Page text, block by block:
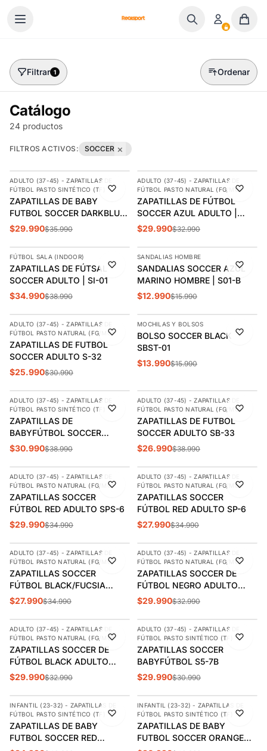
Filtrar 1 Ordenar
Catálogo
24 productos
FILTROS ACTIVOS: SOCCER ×
-17%
AGREGAR
ADULTO (37-45) - ZAPATILLAS DE
FÚTBOL PASTO SINTÉTICO (TF)
ZAPATILLAS DE BABY
FUTBOL SOCCER DARKBLUE
ADULTO S5-14B
$29.990$35.990
-9%
ADULTO (37-45) - ZAPATILLAS DE
FÚTBOL PASTO NATURAL (FG/MG)
ZAPATILLAS DE FÚTBOL
SOCCER AZUL ADULTO |
SPS-11
$29.990$32.990
-10%
AGREGAR
FÚTBOL SALA (INDOOR)
ZAPATILLAS DE FÚTSAL
SOCCER ADULTO | SI-01
$34.990$38.990
-19%
AGREGAR
SANDALIAS HOMBRE
SANDALIAS SOCCER AZUL
MARINO HOMBRE | S01-B
$12.990$15.990
-16%
AGREGAR
ADULTO (37-45) - ZAPATILLAS DE
FÚTBOL PASTO NATURAL (FG/MG)
ZAPATILLAS DE FUTBOL
SOCCER ADULTO S-32
$25.990$30.990
-13%
AGREGAR
MOCHILAS Y BOLSOS
BOLSO SOCCER BLACK
SBST-01
$13.990$15.990
-21%
AGREGAR
ADULTO (37-45) - ZAPATILLAS DE
FÚTBOL PASTO SINTÉTICO (TF)
ZAPATILLAS DE
BABYFÚTBOL SOCCER
NEGRO/FUCSIA ADULTO | SB-
$30.990$38.990
-31%
ADULTO (37-45) - ZAPATILLAS DE
FÚTBOL PASTO NATURAL (FG/MG)
ZAPATILLAS DE FUTBOL
SOCCER ADULTO SB-33
$26.990$38.990
-14%
AGREGAR
ADULTO (37-45) - ZAPATILLAS DE
FÚTBOL PASTO NATURAL (FG/MG)
ZAPATILLAS SOCCER
FÚTBOL RED ADULTO SPS-6
$29.990$34.990
-20%
AGREGAR
ADULTO (37-45) - ZAPATILLAS DE
FÚTBOL PASTO NATURAL (FG/MG)
ZAPATILLAS SOCCER
FÚTBOL RED ADULTO SP-6
$27.990$34.990
-20%
AGREGAR
ADULTO (37-45) - ZAPATILLAS DE
FÚTBOL PASTO NATURAL (FG/MG)
ZAPATILLAS SOCCER
FÚTBOL BLACK/FUCSIA
UNISEX SP-3
$27.990$34.990
-9%
AGREGAR
ADULTO (37-45) - ZAPATILLAS DE
FÚTBOL PASTO NATURAL (FG/MG)
ZAPATILLAS SOCCER DE
FÚTBOL NEGRO ADULTO
SPS-2
$29.990$32.990
-9%
AGREGAR
ADULTO (37-45) - ZAPATILLAS DE
FÚTBOL PASTO NATURAL (FG/MG)
ZAPATILLAS SOCCER DE
FÚTBOL BLACK ADULTO
SPS-1
$29.990$32.990
-3%
AGREGAR
ADULTO (37-45) - ZAPATILLAS DE
FÚTBOL PASTO SINTÉTICO (TF)
ZAPATILLAS SOCCER
BABYFÚTBOL S5-7B
$29.990$30.990
-15%
AGREGAR
INFANTIL (23-32) - ZAPATILLAS DE
FÚTBOL PASTO SINTÉTICO (TF)
ZAPATILLAS DE BABY
FUTBOL SOCCER RED
-10%
AGREGAR
INFANTIL (23-32) - ZAPATILLAS DE
FÚTBOL PASTO SINTÉTICO (TF)
ZAPATILLAS DE BABY
FUTBOL SOCCER ORANGE